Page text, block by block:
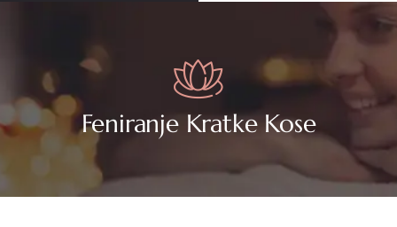
Feniranje Kratke Kose